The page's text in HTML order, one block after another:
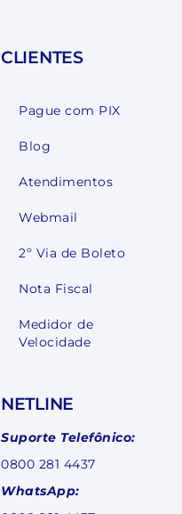
CLIENTES
Pague com PIX
Blog
Atendimentos
Webmail
2º Via de Boleto
Nota Fiscal
Medidor de
Velocidade
NETLINE
Suporte Telefônico:
0800 281 4437
WhatsApp: